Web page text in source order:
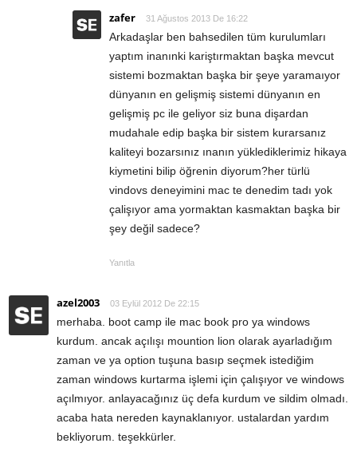
zafer 31 Ağustos 2013 De 16:22
Arkadaşlar ben bahsedilen tüm kurulumları
yaptım inanınki kariştırmaktan başka mevcut
sistemi bozmaktan başka bir şeye yaramaıyor
dünyanın en gelişmiş sistemi dünyanın en
gelişmiş pc ile geliyor siz buna dişardan
mudahale edip başka bir sistem kurarsanız
kaliteyi bozarsınız ınanın yüklediklerimiz hikaya
kiymetini bilip öğrenin diyorum?her türlü
vindovs deneyimini mac te denedim tadı yok
çalişıyor ama yormaktan kasmaktan başka bir
şey değil sadece?
Yanıtla
azel2003 03 Eylül 2012 De 22:15
merhaba. boot camp ile mac book pro ya windows
kurdum. ancak açılışı mountion lion olarak ayarladığım
zaman ve ya option tuşuna basıp seçmek istediğim
zaman windows kurtarma işlemi için çalışıyor ve windows
açılmıyor. anlayacağınız üç defa kurdum ve sildim olmadı.
acaba hata nereden kaynaklanıyor. ustalardan yardım
bekliyorum. teşekkürler.